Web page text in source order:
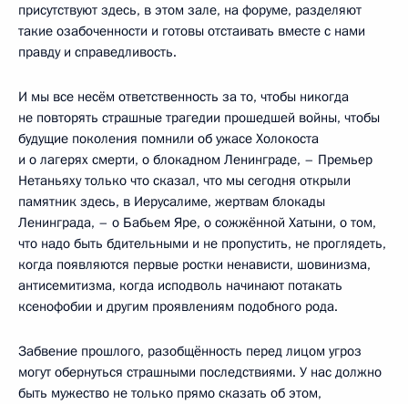
присутствуют здесь, в этом зале, на форуме, разделяют
такие озабоченности и готовы отстаивать вместе с нами
правду и справедливость.
И мы все несём ответственность за то, чтобы никогда
не повторять страшные трагедии прошедшей войны, чтобы
будущие поколения помнили об ужасе Холокоста
и о лагерях смерти, о блокадном Ленинграде, – Премьер
Нетаньяху только что сказал, что мы сегодня открыли
памятник здесь, в Иерусалиме, жертвам блокады
Ленинграда, – о Бабьем Яре, о сожжённой Хатыни, о том,
что надо быть бдительными и не пропустить, не проглядеть,
когда появляются первые ростки ненависти, шовинизма,
антисемитизма, когда исподволь начинают потакать
ксенофобии и другим проявлениям подобного рода.
Забвение прошлого, разобщённость перед лицом угроз
могут обернуться страшными последствиями. У нас должно
быть мужество не только прямо сказать об этом,